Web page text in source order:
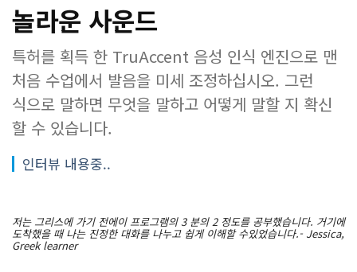
놀라운 사운드
특허를 획득 한 TruAccent 음성 인식 엔진으로 맨
처음 수업에서 발음을 미세 조정하십시오. 그런
식으로 말하면 무엇을 말하고 어떻게 말할 지 확신
할 수 있습니다.
인터뷰 내용중..
저는 그리스에 가기 전에이 프로그램의 3 분의 2 정도를 공부했습니다. 거기에
도착했을 때 나는 진정한 대화를 나누고 쉽게 이해할 수있었습니다.- Jessica,
Greek learner